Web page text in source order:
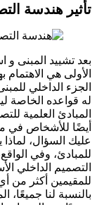
هندسة
المبنى و
هي الاهتمام
الداخلي للمبنى
الخاصة ليس
العلمية
للأشخاص في مسألة
لماذا يجب
وفي الواقع،
الداخلي
أكثر من أي
لنا جميعًا،